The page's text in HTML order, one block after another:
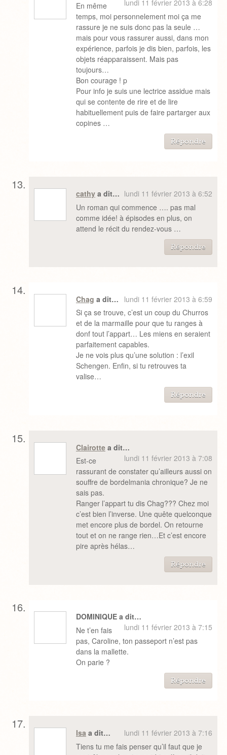
lundi 11 février 2013 à 6:28
En même
temps, moi personnelement moi ça me
rassure je ne suis donc pas la seule …
mais pour vous rassurer aussi, dans mon
expérience, parfois je dis bien, parfois, les
objets réapparaissent. Mais pas
toujours…
Bon courage ! p
Pour info je suis une lectrice assidue mais
qui se contente de rire et de lire
habituellement puis de faire partarger aux
copines …
Répondre
cathya dit… lundi 11 février 2013 à 6:52
Un roman qui commence …. pas mal
comme idée! à épisodes en plus, on
attend le récit du rendez-vous …
Répondre
Chag a dit…
lundi 11 février 2013 à 6:59
Si ça se trouve, c’est un coup du Churros
et de la marmaille pour que tu ranges à
donf tout l’appart… Les miens en seraient
parfaitement capables.
Je ne vois plus qu’une solution : l’exil
Schengen. Enfin, si tu retrouves ta
valise…
Répondre
Clairottea dit…
lundi 11 février 2013 à 7:08
Est-ce
rassurant de constater qu’ailleurs aussi on
souffre de bordelmania chronique? Je ne
sais pas.
Ranger l’appart tu dis Chag??? Chez moi
c’est bien l’inverse. Une quête quelconque
met encore plus de bordel. On retourne
tout et on ne range rien…Et c’est encore
pire après hélas…
Répondre
DOMINIQUE a dit…
lundi 11 février 2013 à 7:15
Ne t’en fais
pas, Caroline, ton passeport n’est pas
dans la mallette.
On parie ?
Répondre
Isa a dit…
lundi 11 février 2013 à 7:16
Tiens tu me fais penser qu’il faut que je